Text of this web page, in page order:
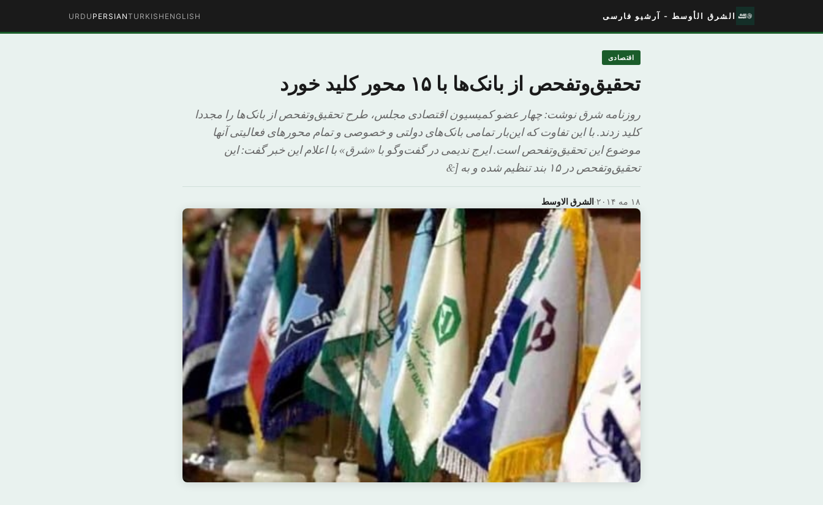
الشرق الأوسط - آرشیو فارسی ENGLISH
TURKISH
PERSIAN
URDU
اقتصادی
تحقیق‌وتفحص از بانک‌ها با ۱۵ محور کلید خورد
روزنامه شرق نوشت: چهار عضو کمیسیون اقتصادی مجلس، طرح تحقیق‌وتفحص از بانک‌ها را مجددا
کلید زدند. با این تفاوت که این‌بار تمامی بانک‌های دولتی و خصوصی و تمام محورهای فعالیتی آنها
موضوع این تحقیق‌وتفحص است. ایرج ندیمی در گفت‌وگو با «شرق» با اعلام این خبر گفت: این
تحقیق‌وتفحص در ۱۵ بند تنظیم شده و به [&
الشرق الاوسط· ۱۸ مه ۲۰۱۴